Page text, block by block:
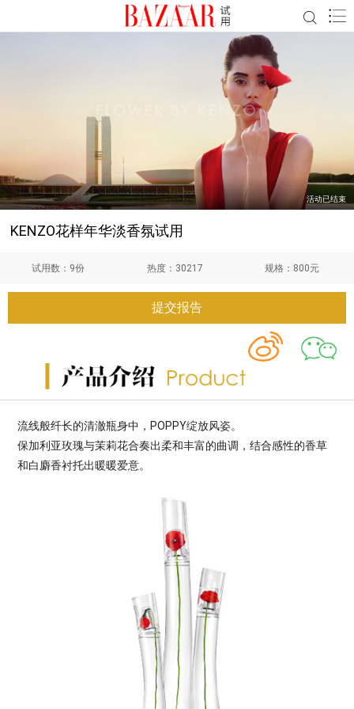
活动已结束
KENZO花样年华淡香氛试用
试用数： 9份 热度： 30217 规格： 800元
提交报告
流线般纤长的清澈瓶身中， POPPY绽放风姿。
保加利亚玫瑰与茉莉花合奏出柔和丰富的曲调，结合感性的香草
和白麝香衬托出暖暖爱意。